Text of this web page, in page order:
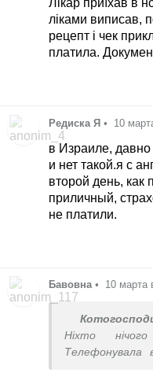
Лікар приїхав в
ліками виписав,
рецепт і чек
платила.
Редиска Я • 10
в Израиле,
и нет такой.я с
второй день, как
приличный,
не платили.
Бавовна • 10 марта
Ніхто
Телефонувала